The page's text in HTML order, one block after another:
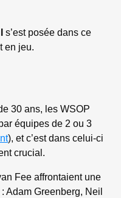
s’est posée dans ce
en jeu.
30 ans, les WSOP
équipes de 2 ou 3
), et c’est dans celui-ci
crucial.
Fee affrontaient une
Adam Greenberg, Neil